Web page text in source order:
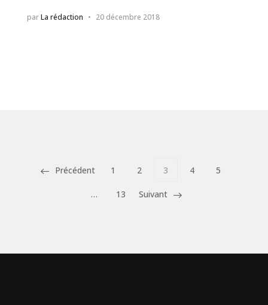
parLa rédaction 20 décembre 2018
Précédent 1 2 3 4 5
… 13 Suivant